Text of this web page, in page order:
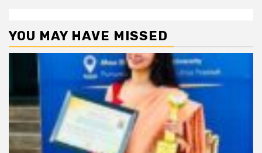
YOU MAY HAVE MISSED